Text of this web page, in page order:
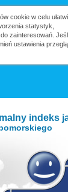
cookie w celu
statystyk,
zainteresowań.
ustawienia
indeks